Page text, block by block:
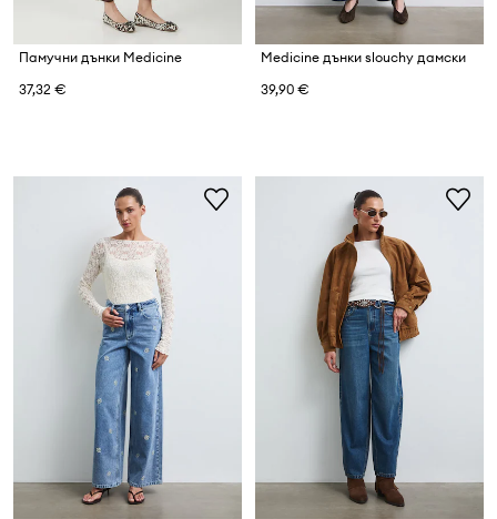
Памучни дънки Medicine
37,32 €
Medicine дънки slouchy дамски
39,90 €